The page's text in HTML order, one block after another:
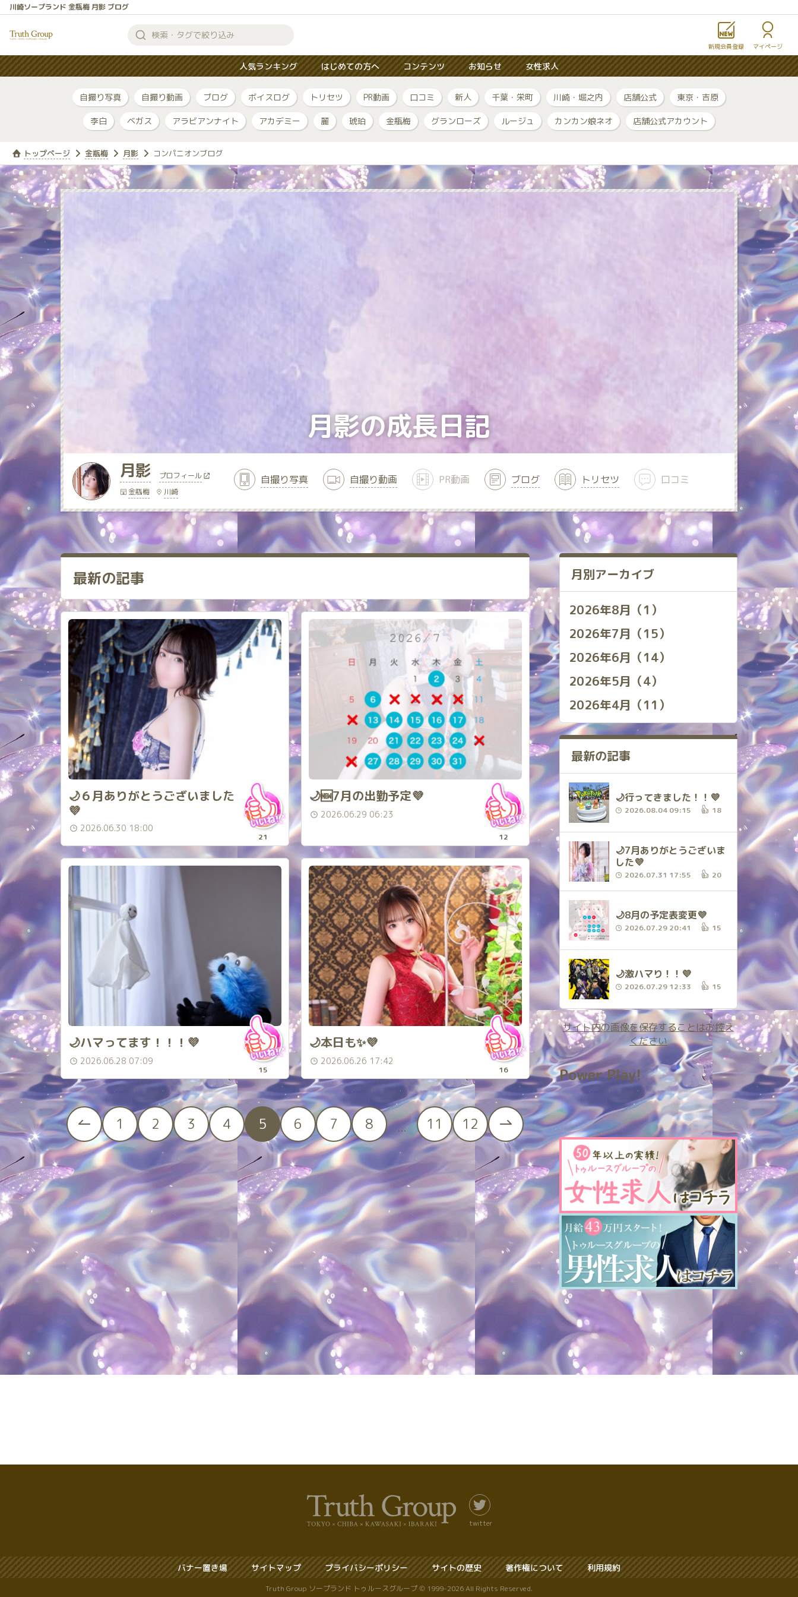
川崎ソープランド 金瓶梅 月影 ブログ
索
す
る
新規会員登録 マイページ
人気ランキング はじめての方へ コンテンツ お知らせ 女性求人
自撮り写真 自撮り動画 ブログ ボイスログ トリセツ PR動画 口コミ 新人 千葉・栄町 川崎・堀之内 店舗公式 東京・吉原
李白 ベガス アラビアンナイト アカデミー 麗 琥珀 金瓶梅 グランローズ ルージュ カンカン娘ネオ 店舗公式アカウント
トップページ 金瓶梅 月影 コンパニオンブログ
月影
プロフィール
金瓶梅
川崎
自撮り写真 自撮り動画 PR動画 ブログ トリセツ 口コミ
月影の成長日記
最新の記事
🌙６月ありがとうございました
💜
2026.06.30 18:00
21
🌙🆕7月の出勤予定💜
2026.06.29 06:23
12
🌙ハマってます！！！💜
2026.06.28 07:09
15
🌙本日も✨💜
2026.06.26 17:42
16
1 2 3 4 5 6 7 8 ... 11 12
月別アーカイブ
2026年8月（1）
2026年7月（15）
2026年6月（14）
2026年5月（4）
2026年4月（11）
最新の記事
🌙行ってきました！！💜
2026.08.04 09:15 18
🌙7月ありがとうございま
した💜
2026.07.31 17:55 20
🌙8月の予定表変更💜
2026.07.29 20:41 15
🌙激ハマり！！💜
2026.07.29 12:33 15
サイト内の画像を保存することはお控え
ください
Power Play!
twitter
バナー置き場 サイトマップ プライバシーポリシー サイトの歴史 著作権について 利用規約
Truth Group ソープランド トゥルースグループ © 1999-2026 All Rights Reserved.